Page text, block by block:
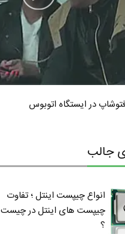
در ایستگاه اتوبوس
جالب
انواع چیپست اینتل ؛ تفاوت
چیپست های اینتل در چیست
؟